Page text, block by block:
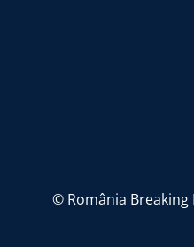
© România Breaking